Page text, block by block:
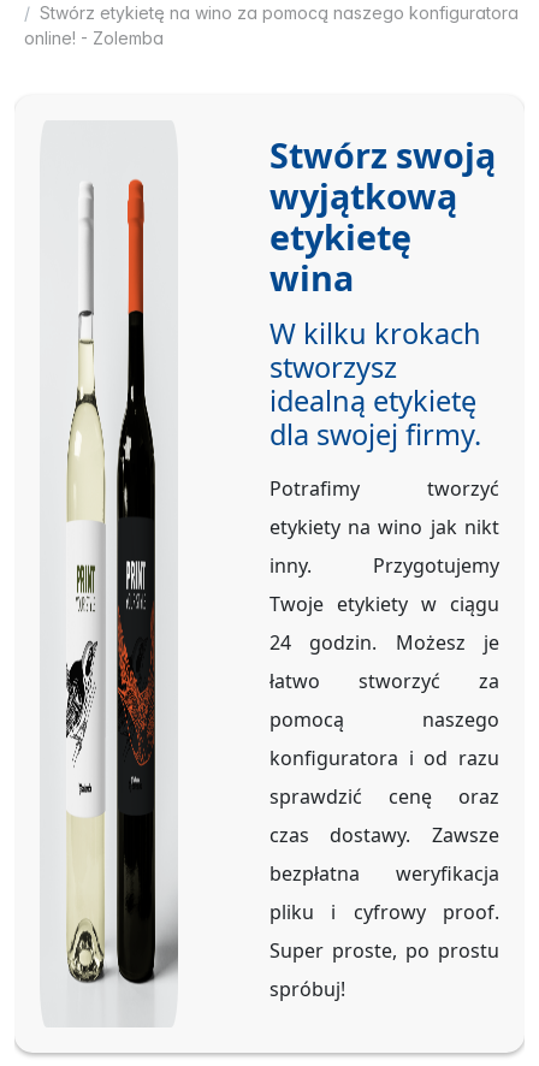
Stwórz etykietę na wino za pomocą naszego konfiguratora
online! - Zolemba
Stwórz swoją
wyjątkową
etykietę
wina
W kilku krokach
stworzysz
idealną etykietę
dla swojej firmy.
Potrafimy tworzyć
etykiety na wino jak nikt
inny. Przygotujemy
Twoje etykiety w ciągu
24 godzin. Możesz je
łatwo stworzyć za
pomocą naszego
konfiguratora i od razu
sprawdzić cenę oraz
czas dostawy. Zawsze
bezpłatna weryfikacja
pliku i cyfrowy proof.
Super proste, po prostu
spróbuj!